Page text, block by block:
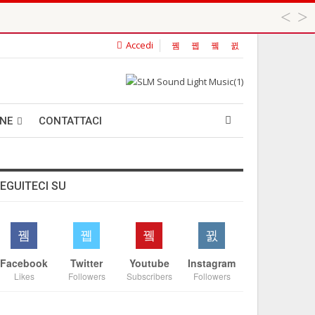
Accedi
CONTATTACI
SU
Facebook
Likes
Twitter
Followers
Youtube
Subscribers
Instagram
Followers